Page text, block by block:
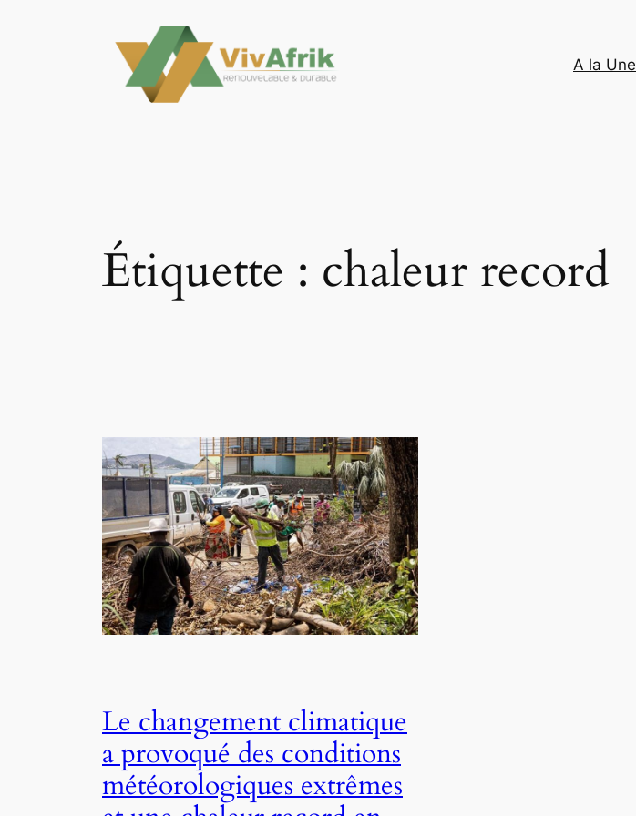
A la Une
Étiquette : chaleur record
Le changement climatique
a provoqué des conditions
météorologiques extrêmes